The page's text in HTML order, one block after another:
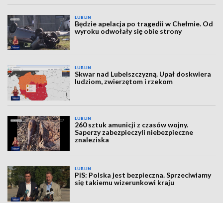
LUBLIN
Będzie apelacja po tragedii w Chełmie. Od
wyroku odwołały się obie strony
LUBLIN
Skwar nad Lubelszczyzną. Upał doskwiera
ludziom, zwierzętom i rzekom
LUBLIN
260 sztuk amunicji z czasów wojny.
Saperzy zabezpieczyli niebezpieczne
znaleziska
LUBLIN
PiS: Polska jest bezpieczna. Sprzeciwiamy
się takiemu wizerunkowi kraju